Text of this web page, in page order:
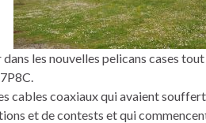
les nouvelles pelicans cases
cables coaxiaux qui avaient
et de contests et qui